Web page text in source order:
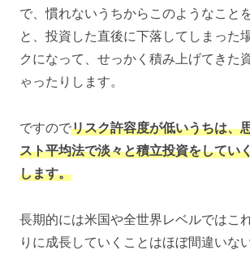
で、慣れないうちからこのようなこと
と、投資した直後に下落してしまった
クになって、せっかく積み上げてきた
ゃったりします。
ですのでリスク許容度が低いうちは、
スト平均法で淡々と積立投資をしてい
します。
長期的には米国や全世界レベルではこ
りに成長していくことはほぼ間違いな